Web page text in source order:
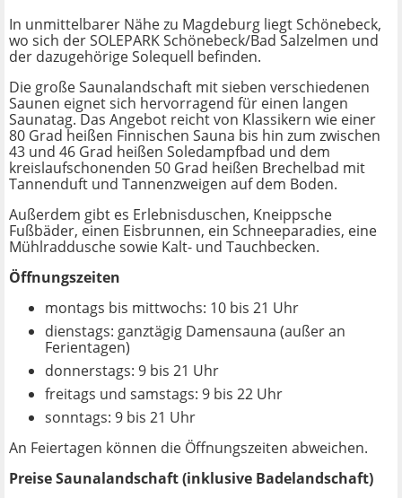
In unmittelbarer Nähe zu Magdeburg liegt Schönebeck,
wo sich der SOLEPARK Schönebeck/Bad Salzelmen und
der dazugehörige Solequell befinden.
Die große Saunalandschaft mit sieben verschiedenen
Saunen eignet sich hervorragend für einen langen
Saunatag. Das Angebot reicht von Klassikern wie einer
80 Grad heißen Finnischen Sauna bis hin zum zwischen
43 und 46 Grad heißen Soledampfbad und dem
kreislaufschonenden 50 Grad heißen Brechelbad mit
Tannenduft und Tannenzweigen auf dem Boden.
Außerdem gibt es Erlebnisduschen, Kneippsche
Fußbäder, einen Eisbrunnen, ein Schneeparadies, eine
Mühlraddusche sowie Kalt- und Tauchbecken.
Öffnungszeiten
montags bis mittwochs: 10 bis 21 Uhr
dienstags: ganztägig Damensauna (außer an
Ferientagen)
donnerstags: 9 bis 21 Uhr
freitags und samstags: 9 bis 22 Uhr
sonntags: 9 bis 21 Uhr
An Feiertagen können die Öffnungszeiten abweichen.
Preise Saunalandschaft (inklusive Badelandschaft)